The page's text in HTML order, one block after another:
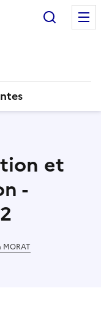
et
-